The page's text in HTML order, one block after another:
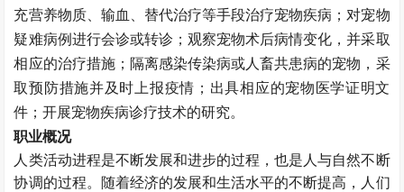
充营养物质、输血、替代治疗等手段治疗宠物疾病；对宠物
疑难病例进行会诊或转诊；观察宠物术后病情变化，并采取
相应的治疗措施；隔离感染传染病或人畜共患病的宠物，采
取预防措施并及时上报疫情；出具相应的宠物医学证明文
件；开展宠物疾病诊疗技术的研究。
职业概况
人类活动进程是不断发展和进步的过程，也是人与自然不断
协调的过程。随着经济的发展和生活水平的不断提高，人们